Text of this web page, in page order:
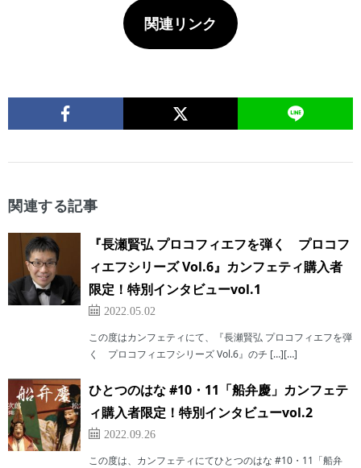
関連リンク
関連する記事
『長瀬賢弘 プロコフィエフを弾く プロコフ
ィエフシリーズ Vol.6』カンフェティ購入者
限定！特別インタビューvol.1
2022.05.02
この度はカンフェティにて、『長瀬賢弘 プロコフィエフを弾
く プロコフィエフシリーズ Vol.6』のチ […][…]
ひとつのはな #10・11「船弁慶」カンフェテ
ィ購入者限定！特別インタビューvol.2
2022.09.26
この度は、カンフェティにてひとつのはな #10・11「船弁